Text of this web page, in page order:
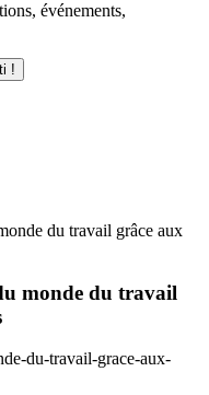
événements,
!
du travail grâce aux
monde du travail